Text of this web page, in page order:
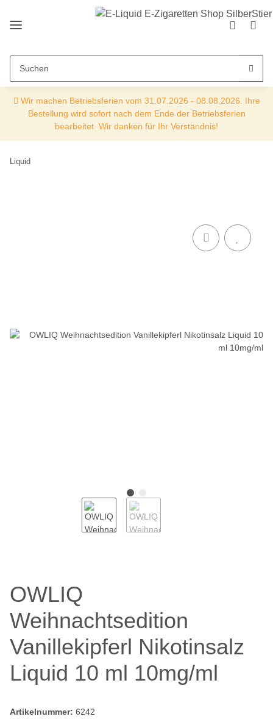
Wir machen Betriebsferien vom 31.07.2026 - 08.08.2026. Ihre
Bestellung wird sofort nach dem Ende der Betriebsferien
bearbeitet. Wir danken für Ihr Verständnis!
Liquid
OWLIQ
Weihnachtsedition
Vanillekipferl Nikotinsalz
Liquid 10 ml 10mg/ml
Artikelnummer: 6242